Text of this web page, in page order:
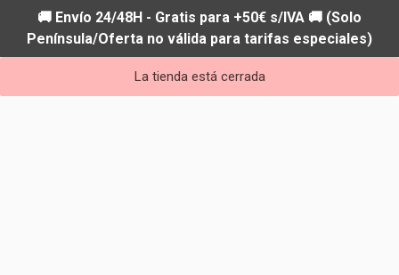
🚚 Envío 24/48H - Gratis para +50€ s/IVA 🚚 (Solo
Península/Oferta no válida para tarifas especiales)
La tienda está cerrada